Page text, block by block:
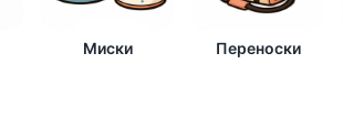
Миски Переноски